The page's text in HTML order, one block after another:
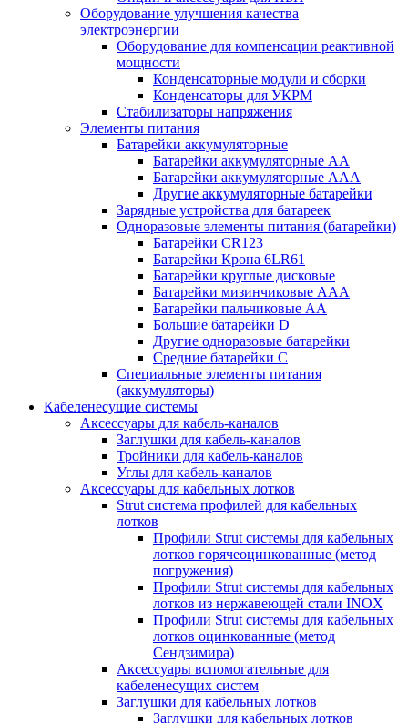
Оборудование улучшения качества
электроэнергии
Оборудование для компенсации реактивной
мощности
Конденсаторные модули и сборки
Конденсаторы для УКРМ
Стабилизаторы напряжения
Элементы питания
Батарейки аккумуляторные
Батарейки аккумуляторные АА
Батарейки аккумуляторные ААА
Другие аккумуляторные батарейки
Зарядные устройства для батареек
Одноразовые элементы питания (батарейки)
Батарейки CR123
Батарейки Крона 6LR61
Батарейки круглые дисковые
Батарейки мизинчиковые ААА
Батарейки пальчиковые АА
Большие батарейки D
Другие одноразовые батарейки
Средние батарейки C
Специальные элементы питания
(аккумуляторы)
Кабеленесущие системы
Аксессуары для кабель-каналов
Заглушки для кабель-каналов
Тройники для кабель-каналов
Углы для кабель-каналов
Аксессуары для кабельных лотков
Strut система профилей для кабельных
лотков
Профили Strut системы для кабельных
лотков горячеоцинкованные (метод
погружения)
Профили Strut системы для кабельных
лотков из нержавеющей стали INOX
Профили Strut системы для кабельных
лотков оцинкованные (метод
Сендзимира)
Аксессуары вспомогательные для
кабеленесущих систем
Заглушки для кабельных лотков
Заглушки для кабельных лотков